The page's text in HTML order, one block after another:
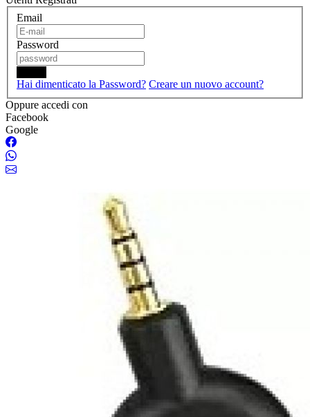
Email
Password
Hai dimenticato la Password? Creare un nuovo account?
Oppure accedi con
Facebook
Google